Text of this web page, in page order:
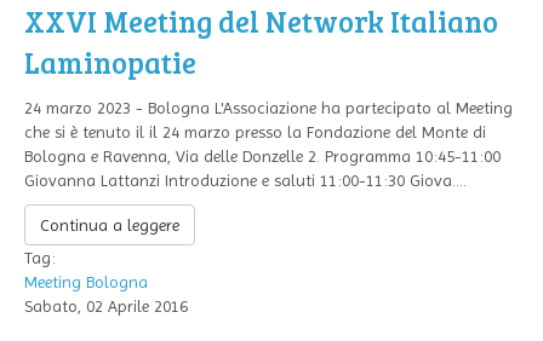
XXVI Meeting del Network Italiano
Laminopatie
24 marzo 2023 - Bologna L'Associazione ha partecipato al Meeting
che si è tenuto il il 24 marzo presso la Fondazione del Monte di
Bologna e Ravenna, Via delle Donzelle 2. Programma 10:45-11:00
Giovanna Lattanzi Introduzione e saluti 11:00-11:30 Giova....
Continua a leggere
Tag:
Meeting Bologna
Sabato, 02 Aprile 2016